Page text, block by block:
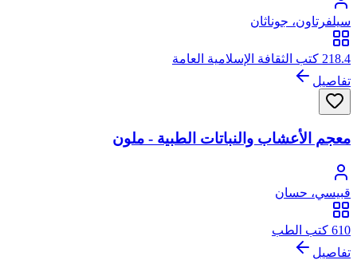
سيلفرتاون، جوناثان
218.4 كتب الثقافة الإسلامية العامة
تفاصيل
معجم الأعشاب والنباتات الطبية - ملون
قبيسي، حسان
610 كتب الطب
تفاصيل